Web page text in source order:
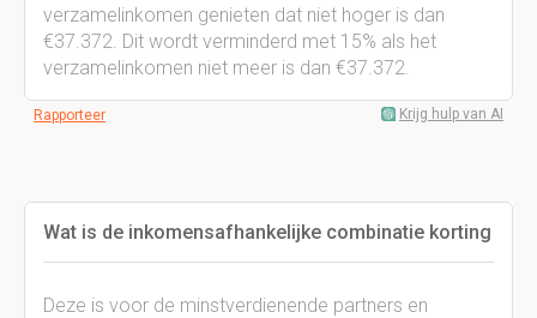
verzamelinkomen genieten dat niet hoger is dan
€37.372. Dit wordt verminderd met 15% als het
verzamelinkomen niet meer is dan €37.372.
Rapporteer Krijg hulp van AI
Wat is de inkomensafhankelijke combinatie korting
Deze is voor de minstverdienende partners en